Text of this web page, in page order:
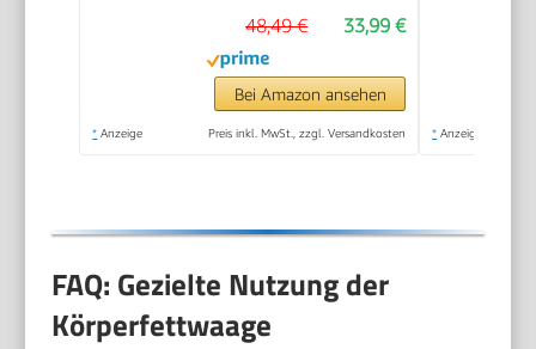
großem Invers-LCD-
Display, Tragkraft bis
200 kg
33,99 €
48,49 €
Bei Amazon ansehen
* Anzeige Preis inkl. MwSt., zzgl. Versandkosten * Anzeige
FAQ: Gezielte Nutzung der
Körperfettwaage